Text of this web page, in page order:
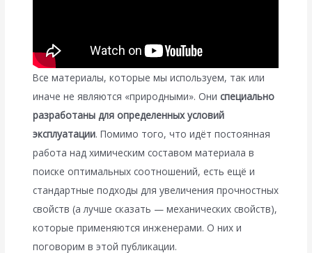
Все материалы, которые мы используем, так или
иначе не являются «природными». Ониспециально
разработаны для определенных условий
эксплуатации. Помимо того, что идёт постоянная
работа над химическим составом материала в
поиске оптимальных соотношений, есть ещё и
стандартные подходы для увеличения прочностных
свойств (а лучше сказать — механических свойств),
которые применяются инженерами. О них и
поговорим в этой публикации.